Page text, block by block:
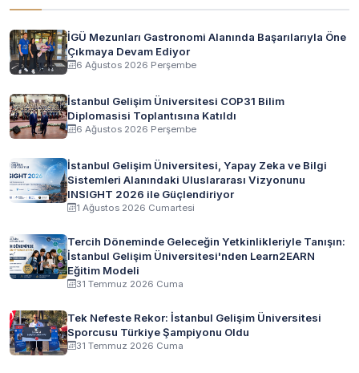
İGÜ Mezunları Gastronomi Alanında Başarılarıyla Öne
Çıkmaya Devam Ediyor
6 Ağustos 2026 Perşembe
İstanbul Gelişim Üniversitesi COP31 Bilim
Diplomasisi Toplantısına Katıldı
6 Ağustos 2026 Perşembe
İstanbul Gelişim Üniversitesi, Yapay Zeka ve Bilgi
Sistemleri Alanındaki Uluslararası Vizyonunu
INSIGHT 2026 ile Güçlendiriyor
1 Ağustos 2026 Cumartesi
Tercih Döneminde Geleceğin Yetkinlikleriyle Tanışın:
İstanbul Gelişim Üniversitesi'nden Learn2EARN
Eğitim Modeli
31 Temmuz 2026 Cuma
Tek Nefeste Rekor: İstanbul Gelişim Üniversitesi
Sporcusu Türkiye Şampiyonu Oldu
31 Temmuz 2026 Cuma